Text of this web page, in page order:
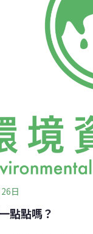
是根據食品衛生管
日
點點嗎？